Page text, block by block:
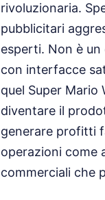
rivoluzionaria.
pubblicitari
esperti. Non è un
con interfacce
quel Super
diventare il
generare profitti
operazioni come
commerciali che